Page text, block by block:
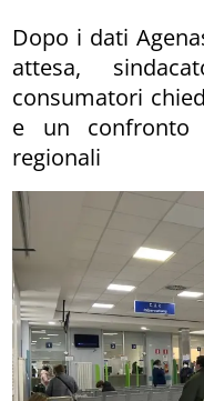
Dopo i dati
attesa,
consumatori
e un confronto
regionali